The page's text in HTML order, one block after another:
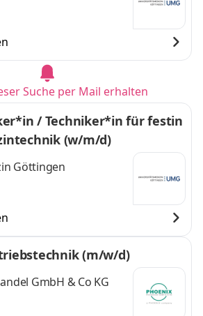
Suche per Mail erhalten
/ Techniker*in für festin
(w/m/d)
Göttingen
(m/w/d)
GmbH & Co KG